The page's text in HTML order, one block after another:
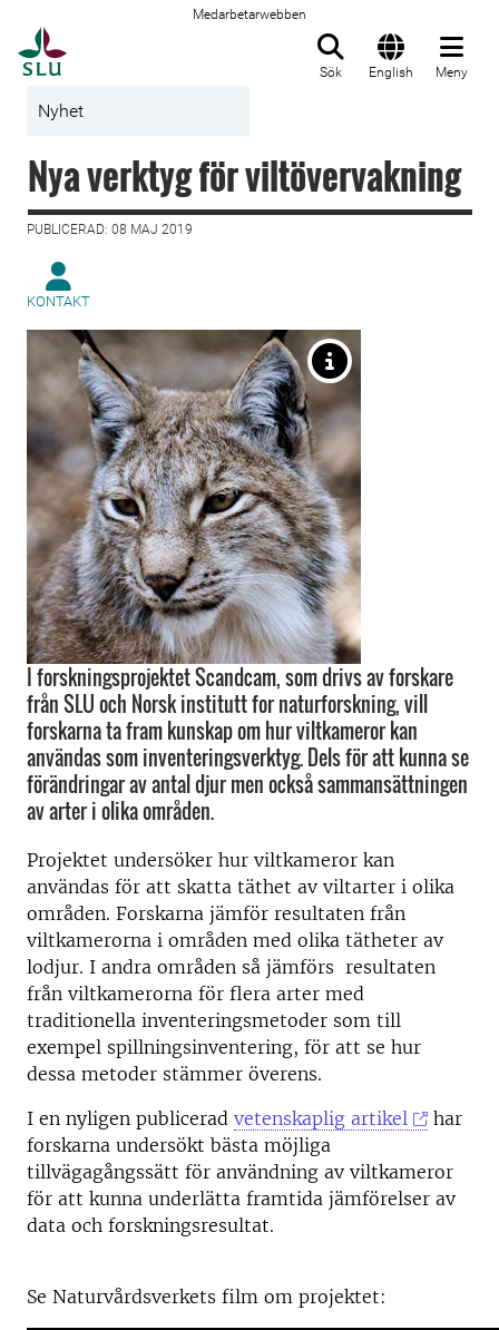
Medarbetarwebben
Sök English Meny
Nyhet
Nya verktyg för viltövervakning
PUBLICERAD: 08 MAJ 2019
KONTAKT
I forskningsprojektet Scandcam, som drivs av forskare
från SLU och Norsk institutt for naturforskning, vill
forskarna ta fram kunskap om hur viltkameror kan
användas som inventeringsverktyg. Dels för att kunna se
förändringar av antal djur men också sammansättningen
av arter i olika områden.
Projektet undersöker hur viltkameror kan
användas för att skatta täthet av viltarter i olika
områden. Forskarna jämför resultaten från
viltkamerorna i områden med olika tätheter av
lodjur. I andra områden så jämförs resultaten
från viltkamerorna för flera arter med
traditionella inventeringsmetoder som till
exempel spillningsinventering, för att se hur
dessa metoder stämmer överens.
I en nyligen publicerad vetenskaplig artikel
har
forskarna undersökt bästa möjliga
tillvägagångssätt för användning av viltkameror
för att kunna underlätta framtida jämförelser av
data och forskningsresultat.
Se Naturvårdsverkets film om projektet: